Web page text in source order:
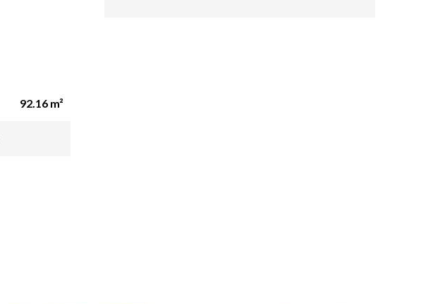
92.16 m²